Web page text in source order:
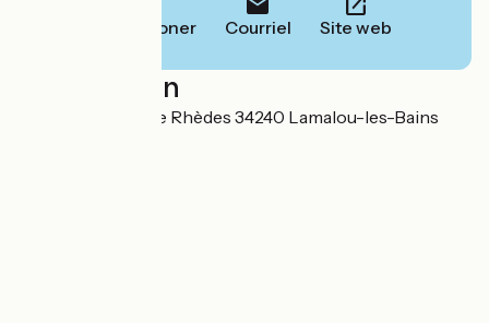
Téléphoner Courriel Site web
Localisation
Chemin Le Plos de Rhèdes 34240 Lamalou-les-Bains